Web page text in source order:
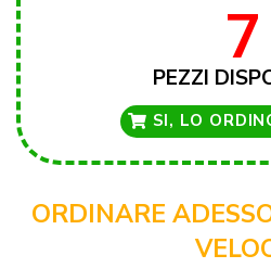
7
PEZZI
SI, LO
ORDINARE